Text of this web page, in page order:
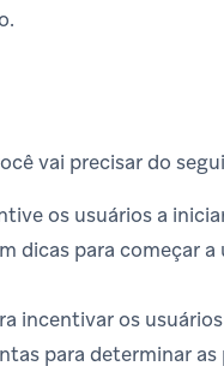
vai precisar do
os usuários a
dicas para começar
incentivar os
para determinar as